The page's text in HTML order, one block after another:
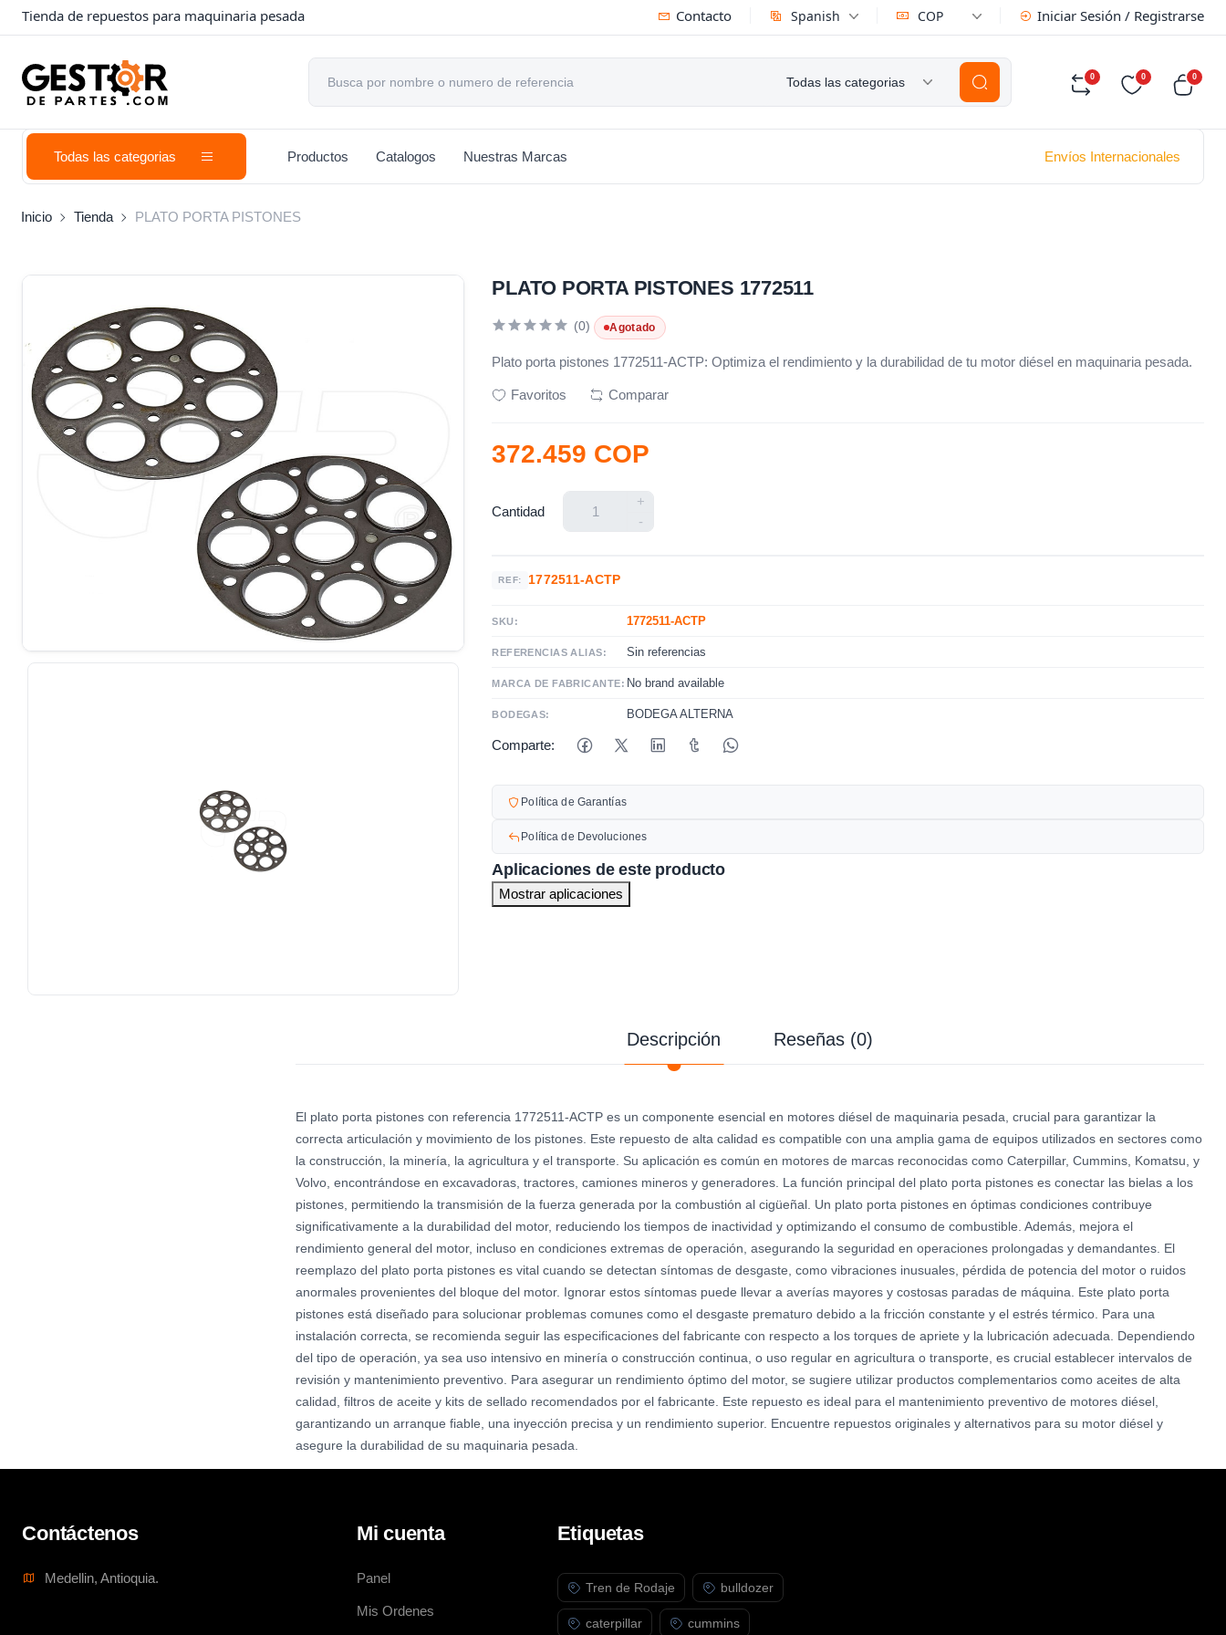
Tienda de repuestos para maquinaria pesada Contacto Spanish COP Iniciar Sesión / Registrarse
Todas las categorias 0 0 0
Todas las categorias Productos Catalogos Nuestras Marcas Envíos Internacionales
Inicio Tienda PLATO PORTA PISTONES
PLATO PORTA PISTONES 1772511
(0) Agotado
Plato porta pistones 1772511-ACTP: Optimiza el rendimiento y la durabilidad de tu motor diésel en maquinaria pesada.
Favoritos Comparar
372.459 COP
Cantidad
+
-
REF: 1772511-ACTP
SKU: 1772511-ACTP
REFERENCIAS ALIAS: Sin referencias
MARCA DE FABRICANTE: No brand available
BODEGAS: BODEGA ALTERNA
Comparte:
Política de Garantías
Política de Devoluciones
Aplicaciones de este producto
Mostrar aplicaciones
Descripción Reseñas (0)
El plato porta pistones con referencia 1772511-ACTP es un componente esencial en motores diésel de maquinaria pesada, crucial para garantizar la
correcta articulación y movimiento de los pistones. Este repuesto de alta calidad es compatible con una amplia gama de equipos utilizados en sectores como
la construcción, la minería, la agricultura y el transporte. Su aplicación es común en motores de marcas reconocidas como Caterpillar, Cummins, Komatsu, y
Volvo, encontrándose en excavadoras, tractores, camiones mineros y generadores. La función principal del plato porta pistones es conectar las bielas a los
pistones, permitiendo la transmisión de la fuerza generada por la combustión al cigüeñal. Un plato porta pistones en óptimas condiciones contribuye
significativamente a la durabilidad del motor, reduciendo los tiempos de inactividad y optimizando el consumo de combustible. Además, mejora el
rendimiento general del motor, incluso en condiciones extremas de operación, asegurando la seguridad en operaciones prolongadas y demandantes. El
reemplazo del plato porta pistones es vital cuando se detectan síntomas de desgaste, como vibraciones inusuales, pérdida de potencia del motor o ruidos
anormales provenientes del bloque del motor. Ignorar estos síntomas puede llevar a averías mayores y costosas paradas de máquina. Este plato porta
pistones está diseñado para solucionar problemas comunes como el desgaste prematuro debido a la fricción constante y el estrés térmico. Para una
instalación correcta, se recomienda seguir las especificaciones del fabricante con respecto a los torques de apriete y la lubricación adecuada. Dependiendo
del tipo de operación, ya sea uso intensivo en minería o construcción continua, o uso regular en agricultura o transporte, es crucial establecer intervalos de
revisión y mantenimiento preventivo. Para asegurar un rendimiento óptimo del motor, se sugiere utilizar productos complementarios como aceites de alta
calidad, filtros de aceite y kits de sellado recomendados por el fabricante. Este repuesto es ideal para el mantenimiento preventivo de motores diésel,
garantizando un arranque fiable, una inyección precisa y un rendimiento superior. Encuentre repuestos originales y alternativos para su motor diésel y
asegure la durabilidad de su maquinaria pesada.
Contáctenos
Medellin, Antioquia.
Mi cuenta
Panel
Mis Ordenes
Etiquetas
Tren de Rodaje bulldozer
caterpillar cummins